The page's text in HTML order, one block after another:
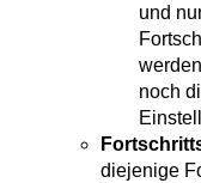
und
noch
diejenige